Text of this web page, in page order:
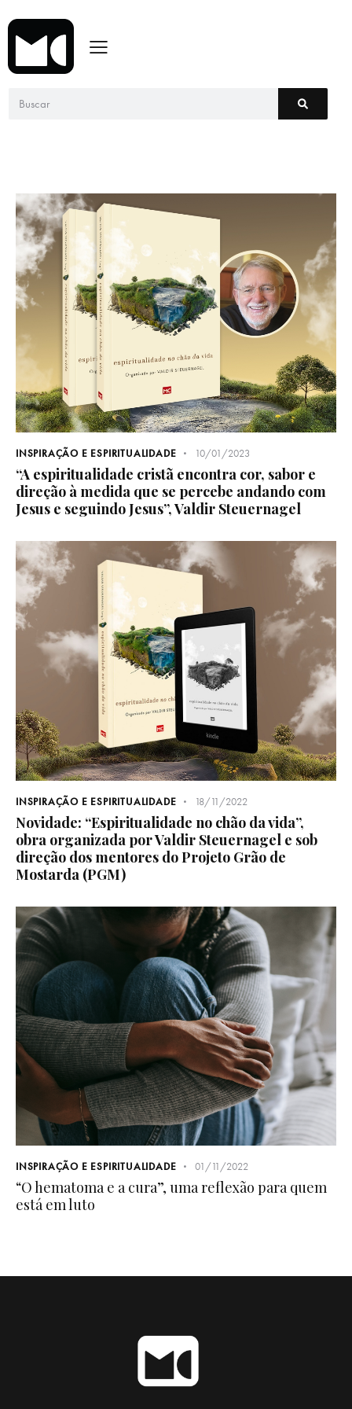
INSPIRAÇÃO E ESPIRITUALIDADE 10/01/2023
“A espiritualidade cristã encontra cor, sabor e
direção à medida que se percebe andando com
Jesus e seguindo Jesus”, Valdir Steuernagel
INSPIRAÇÃO E ESPIRITUALIDADE 18/11/2022
Novidade: “Espiritualidade no chão da vida”,
obra organizada por Valdir Steuernagel e sob
direção dos mentores do Projeto Grão de
Mostarda (PGM)
INSPIRAÇÃO E ESPIRITUALIDADE 01/11/2022
“O hematoma e a cura”, uma reflexão para quem
está em luto